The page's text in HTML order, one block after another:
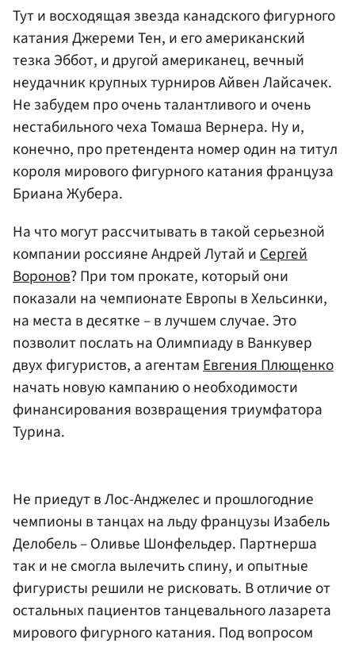
Тут и восходящая звезда канадского фигурного
катания Джереми Тен, и его американский
тезка Эббот, и другой американец, вечный
неудачник крупных турниров Айвен Лайсачек.
Не забудем про очень талантливого и очень
нестабильного чехаТомаша Вернера. Ну и,
конечно, про претендента номер один на титул
короля мирового фигурного катания француза
Бриана Жубера.
На что могут рассчитывать в такой серьезной
компании россияне Андрей Лутай и Сергей
Воронов? При том прокате, который они
показали на чемпионате Европы в Хельсинки,
на места в десятке – в лучшем случае. Это
позволит послать на Олимпиаду в Ванкувер
двух фигуристов, а агентам Евгения Плющенко
начать новую кампанию о необходимости
финансирования возвращения триумфатора
Турина.
Не приедут в Лос-Анджелес и прошлогодние
чемпионы в танцах на льду французы Изабель
Делобель – Оливье Шонфельдер. Партнерша
так и не смогла вылечить спину, и опытные
фигуристы решили не рисковать. В отличие от
остальных пациентов танцевального лазарета
мирового фигурного катания. Под вопросом